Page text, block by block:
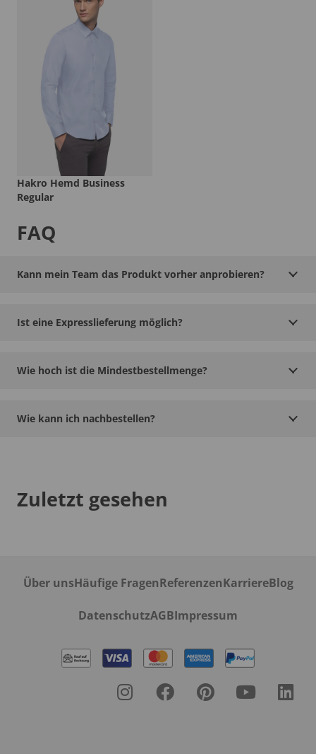
Hakro Hemd Business
Regular
FAQ
Kann mein Team das Produkt vorher anprobieren?
Ist eine Expresslieferung möglich?
Wie hoch ist die Mindestbestellmenge?
Wie kann ich nachbestellen?
Zuletzt gesehen
Über unsHäufige FragenReferenzenKarriereBlog
DatenschutzAGBImpressum